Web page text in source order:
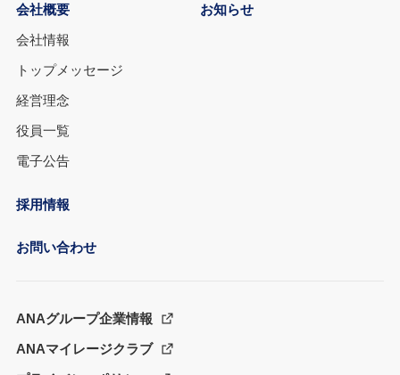
会社概要
会社情報
トップメッセージ
経営理念
役員一覧
電子公告
お知らせ
採用情報
お問い合わせ
ANAグループ企業情報
ANAマイレージクラブ